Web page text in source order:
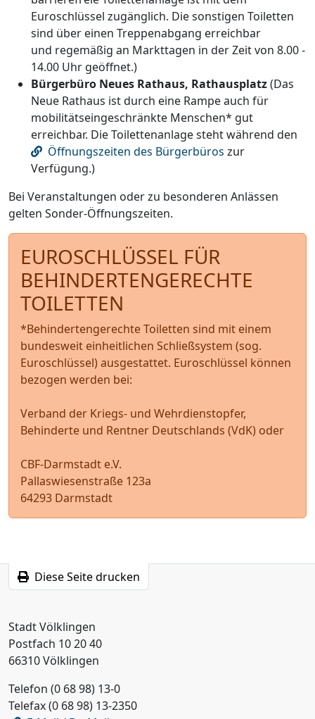
Euroschlüssel zugänglich. Die sonstigen Toiletten
sind über einen Treppenabgang erreichbar
und regemäßig an Markttagen in der Zeit von 8.00 -
14.00 Uhr geöffnet.)
Bürgerbüro Neues Rathaus, Rathausplatz(Das
Neue Rathaus ist durch eine Rampe auch für
mobilitätseingeschränkte Menschen* gut
erreichbar. Die Toilettenanlage steht während den
Öffnungszeiten des Bürgerbüros zur
Verfügung.)
Bei Veranstaltungen oder zu besonderen Anlässen
gelten Sonder-Öffnungszeiten.
EUROSCHLÜSSEL FÜR
BEHINDERTENGERECHTE
TOILETTEN
*Behindertengerechte Toiletten sind mit einem
bundesweit einheitlichen Schließsystem (sog.
Euroschlüssel) ausgestattet. Euroschlüssel können
bezogen werden bei:
Verband der Kriegs- und Wehrdienstopfer,
Behinderte und Rentner Deutschlands (VdK) oder
CBF-Darmstadt e.V.
Pallaswiesenstraße 123a
64293 Darmstadt
Diese Seite drucken
Stadt Völklingen
Postfach 10 20 40
66310 Völklingen
Telefon (0 68 98) 13-0
Telefax (0 68 98) 13-2350